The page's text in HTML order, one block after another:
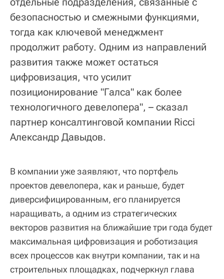
безопасностью и смежными функциями,
тогда как ключевой менеджмент
продолжит работу. Одним из направлений
развития также может остаться
цифровизация, что усилит
позиционирование "Галса" как более
технологичного девелопера", – сказал
партнер консалтинговой компании Ricci
Александр Давыдов.
В компании уже заявляют, что портфель
проектов девелопера, как и раньше, будет
диверсифицированным, его планируется
наращивать, а одним из стратегических
векторов развития на ближайшие три года будет
максимальная цифровизация и роботизация
всех процессов как внутри компании, так и на
строительных площадках, подчеркнул глава